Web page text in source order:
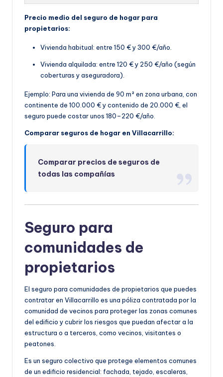
Precio medio del seguro de hogar para
propietarios:
Vivienda habitual: entre 150 € y 300 €/año.
Vivienda alquilada: entre 120 € y 250 €/año (según
coberturas y aseguradora).
Ejemplo: Para una vivienda de 90 m² en zona urbana, con
continente de 100.000 € y contenido de 20.000 €, el
seguro puede costar unos 180–220 €/año.
Comparar seguros de hogar en Villacarrillo:
Comparar precios de seguros de
todas las compañías
Seguro para
comunidades de
propietarios
El seguro para comunidades de propietarios que puedes
contratar en Villacarrillo es una póliza contratada por la
comunidad de vecinos para proteger las zonas comunes
del edificio y cubrir los riesgos que puedan afectar a la
estructura o a terceros, como vecinos, visitantes o
peatones.
Es un seguro colectivo que protege elementos comunes
de un edificio residencial: fachada, tejado, escaleras,